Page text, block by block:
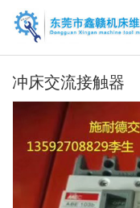
冲床交流接触器